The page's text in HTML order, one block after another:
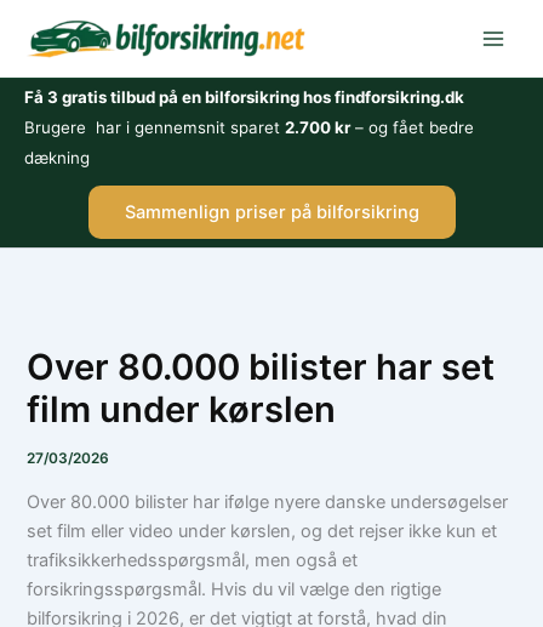
Få 3 gratis tilbud på en bilforsikring hos findforsikring.dk
Brugere har i gennemsnit sparet 2.700 kr– og fået bedre
dækning
Sammenlign priser på bilforsikring
Over 80.000 bilister har set
film under kørslen
27/03/2026
Over 80.000 bilister har ifølge nyere danske undersøgelser
set film eller video under kørslen, og det rejser ikke kun et
trafiksikkerhedsspørgsmål, men også et
forsikringsspørgsmål. Hvis du vil vælge den rigtige
bilforsikring i 2026, er det vigtigt at forstå, hvad din